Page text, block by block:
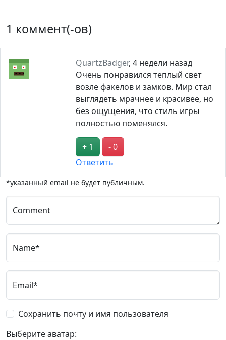
1 коммент(-ов)
QuartzBadger, 4 недели назад
Очень понравился теплый свет
возле факелов и замков. Мир стал
выглядеть мрачнее и красивее, но
без ощущения, что стиль игры
полностью поменялся.
+ 1
- 0
Ответить
*указанный email не будет публичным.
Comment
Name*
Email*
Сохранить почту и имя пользователя
Выберите аватар: